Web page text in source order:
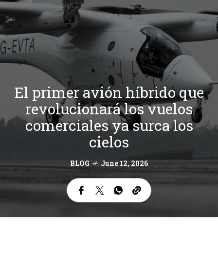
El primer avión híbrido que
revolucionará los vuelos
comerciales ya surca los
cielos
BLOG June 12, 2026